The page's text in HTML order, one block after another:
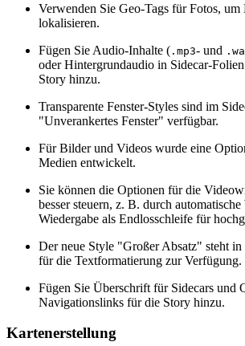
Verwenden Sie Geo-Tags für Fotos,
lokalisieren.
Fügen Sie Audio-Inhalte ( .mp3- und
oder Hintergrundaudio in Sidecar-
Story hinzu.
Transparente Fenster-Styles sind im
"Unverankertes Fenster" verfügbar.
Für Bilder und Videos wurde eine
Medien entwickelt.
Sie können die Optionen für die
besser steuern, z. B. durch
Wiedergabe als Endlosschleife für
Der neue Style "Großer Absatz" steht in
für die Textformatierung zur Verfügung.
Fügen Sie Überschrift für Sidecars und
Navigationslinks für die Story hinzu.
Kartenerstellung